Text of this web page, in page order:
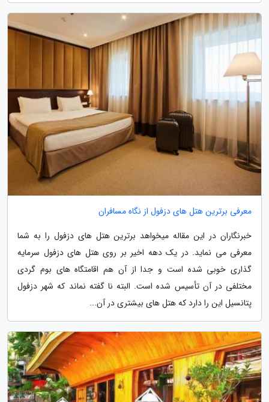
معرفی برترین هتل های دزفول از نگاه مسافران
خبرنگاران در این مقاله میخواهد برترین هتل های دزفول را به شما
معرفی می نماید. در یک دهه اخیر بر روی هتل های دزفول سرمایه
گذاری خوبی شده است و جدا از آن هم اقامتگاه های بوم گردی
مختلفی در آن تأسیس شده است. البته نا گفته نماند که شهر دزفول
پتانسیل این را دارد که هتل های بیشتری در آن...